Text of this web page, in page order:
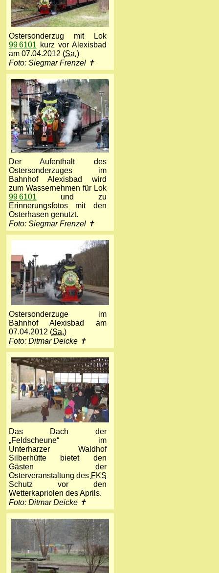
Ostersonderzug mit Lok
99 6101 kurz vor Alexisbad
am 07.04.2012 (Sa.)
Foto: Siegmar Frenzel ✝
Der Aufenthalt des
Ostersonderzuges im
Bahnhof Alexisbad wird
zum Wassernehmen für Lok
99 6101 und zu
Erinnerungsfotos mit den
Osterhasen genutzt.
Foto: Siegmar Frenzel ✝
Ostersonderzuge im
Bahnhof Alexisbad am
07.04.2012 (Sa.)
Foto: Ditmar Deicke ✝
Das Dach der
„Feldscheune“ im
Unterharzer Waldhof
Silberhütte bietet den
Gästen der
Osterveranstaltung des FKS
Schutz vor den
Wetterkapriolen des Aprils.
Foto: Ditmar Deicke ✝